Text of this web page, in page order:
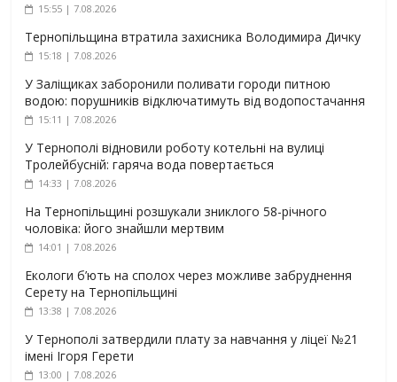
15:55 | 7.08.2026
Тернопільщина втратила захисника Володимира Дичку
15:18 | 7.08.2026
У Заліщиках заборонили поливати городи питною
водою: порушників відключатимуть від водопостачання
15:11 | 7.08.2026
У Тернополі відновили роботу котельні на вулиці
Тролейбусній: гаряча вода повертається
14:33 | 7.08.2026
На Тернопільщині розшукали зниклого 58-річного
чоловіка: його знайшли мертвим
14:01 | 7.08.2026
Екологи б’ють на сполох через можливе забруднення
Серету на Тернопільщині
13:38 | 7.08.2026
У Тернополі затвердили плату за навчання у ліцеї №21
імені Ігоря Герети
13:00 | 7.08.2026